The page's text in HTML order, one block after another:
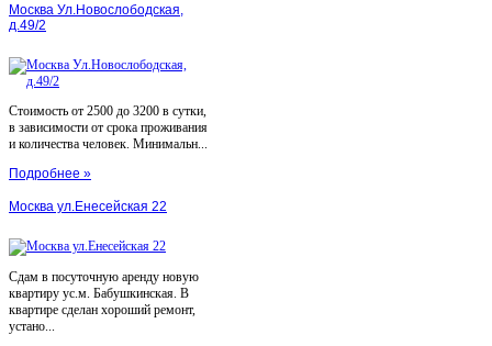
Москва Ул.Новослободская,
д.49/2
Стоимость от 2500 до 3200 в сутки,
в зависимости от срока проживания
и количества человек. Минимальн...
Подробнее »
Москва ул.Енесейская 22
Сдам в посуточную аренду новую
квартиру ус.м. Бабушкинская. В
квартире сделан хороший ремонт,
устано...